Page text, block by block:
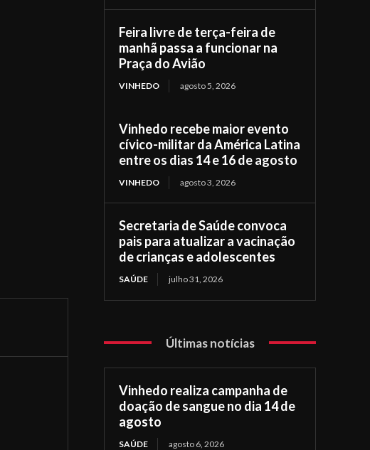
Feira livre de terça-feira de
manhã passa a funcionar na
Praça do Avião
VINHEDO agosto 5, 2026
Vinhedo recebe maior evento
cívico-militar da América Latina
entre os dias 14 e 16 de agosto
VINHEDO agosto 3, 2026
Secretaria de Saúde convoca
pais para atualizar a vacinação
de crianças e adolescentes
SAÚDE julho 31, 2026
Últimas notícias
Vinhedo realiza campanha de
doação de sangue no dia 14 de
agosto
SAÚDE agosto 6, 2026